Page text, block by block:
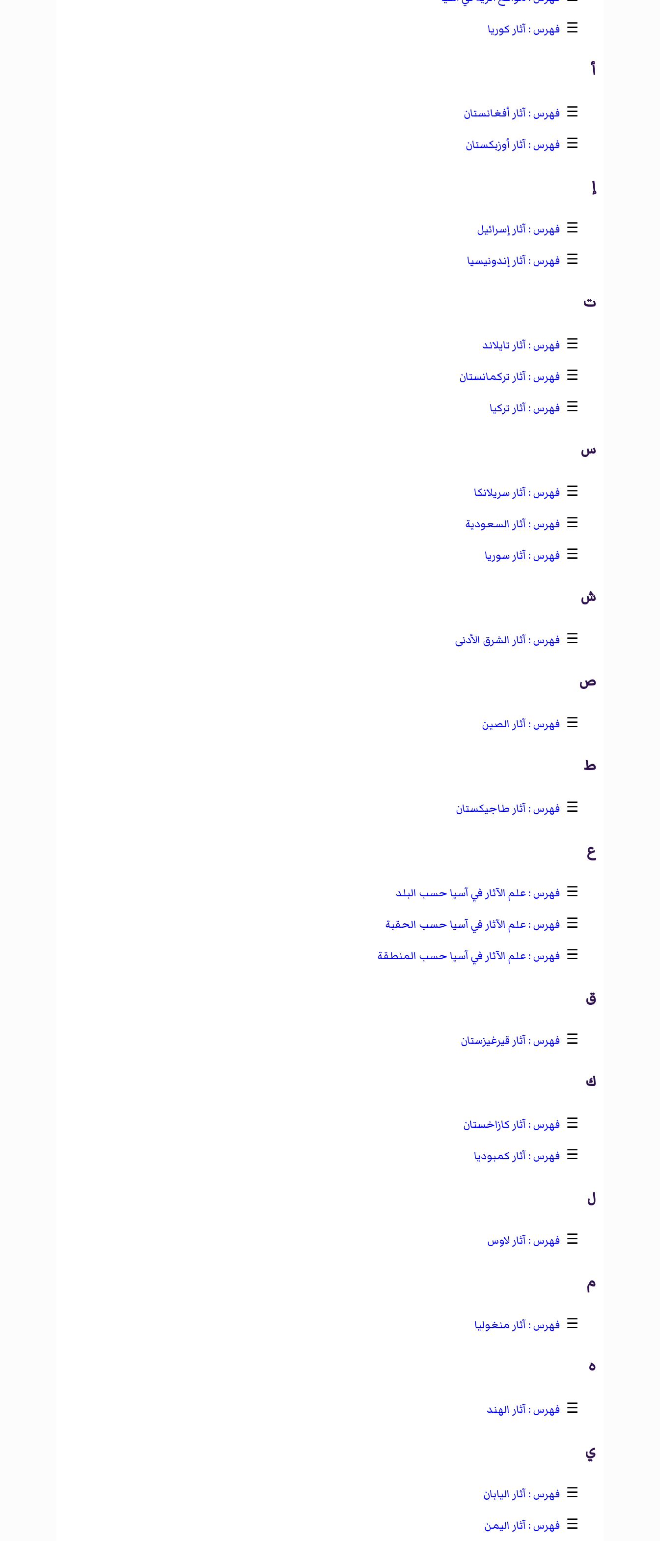
☰
آثار كوريا
أ
☰
آثار أفغانستان
☰
آثار أوزبكستان
إ
☰
آثار إسرائيل
☰
آثار إندونيسيا
ت
☰
آثار تايلاند
☰
آثار تركمانستان
☰
آثار تركيا
س
☰
آثار سريلانكا
☰
آثار السعودية
☰
آثار سوريا
ش
☰ آثار الشرق الأدنى
ص
☰ آثار الصين
ط
☰ آثار طاجيكستان
ع
☰
علم الآثار في آسيا حسب البلد
☰
علم الآثار في آسيا حسب الحقبة
☰
علم الآثار في آسيا حسب المنطقة
ق
☰ آثار قيرغيزستان
ك
☰
آثار كازاخستان
☰
آثار كمبوديا
ل
☰ آثار لاوس
م
☰ آثار منغوليا
ه
☰ آثار الهند
ي
☰
آثار اليابان
☰
آثار اليمن